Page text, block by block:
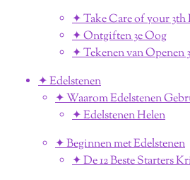
✦ Take Care of your 3th
✦ Ontgiften 3e Oog
✦ Tekenen van Openen
✦ Edelstenen
✦ Waarom Edelstenen
✦ Edelstenen Helen
✦ Beginnen met Edelstenen
✦ De 12 Beste Starters